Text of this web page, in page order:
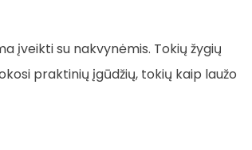
įveikti su nakvynėmis. Tokių žygių
praktinių įgūdžių, tokių kaip laužo